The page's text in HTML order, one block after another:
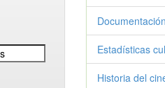
Estadísticas
Historia del